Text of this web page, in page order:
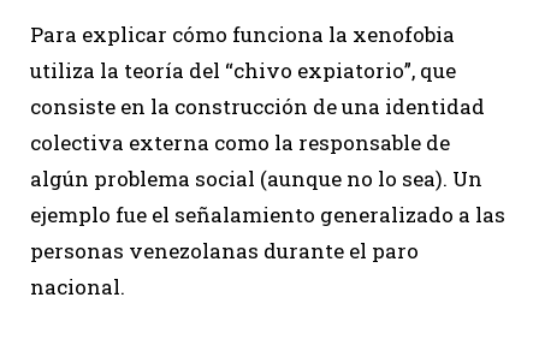
Para explicar cómo funciona la xenofobia
utiliza la teoría del “chivo expiatorio”, que
consiste en la construcción de una identidad
colectiva externa como la responsable de
algún problema social (aunque no lo sea). Un
ejemplo fue el señalamiento generalizado a las
personas venezolanas durante el paro
nacional.